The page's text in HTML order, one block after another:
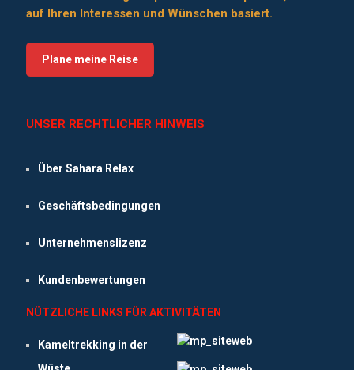
auf Ihren Interessen und Wünschen basiert.
Plane meine Reise
UNSER RECHTLICHER HINWEIS
Über Sahara Relax
Geschäftsbedingungen
Unternehmenslizenz
Kundenbewertungen
NÜTZLICHE LINKS FÜR AKTIVITÄTEN
Kameltrekking in der